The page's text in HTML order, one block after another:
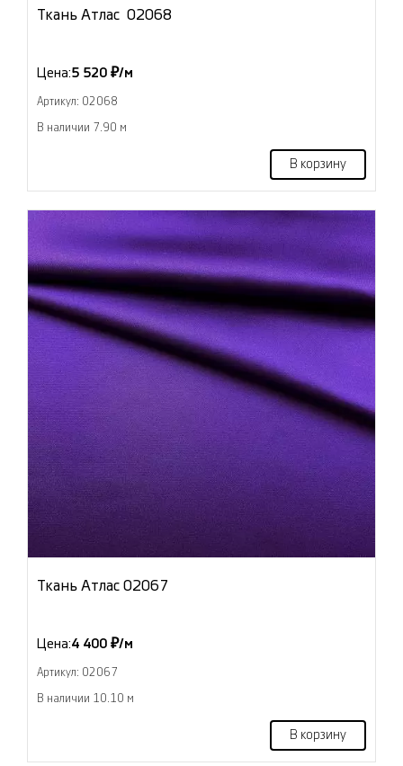
Ткань Атлас 02068
Цена:5 520 ₽/м
Артикул: 02068
В наличии 7.90 м
В корзину
Ткань Атлас 02067
Цена:4 400 ₽/м
Артикул: 02067
В наличии 10.10 м
В корзину